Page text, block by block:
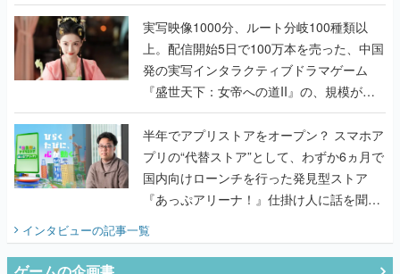
『TATSUJIN EXTREME』で初タッグを組
んだレジェンド2人に訊く開発秘話
実写映像1000分、ルート分岐100種類以
上。配信開始5日で100万本を売った、中国
発の実写インタラクティブドラマゲーム
『盛世天下：女帝への道II』の、規模が違
うこだわりをプロデューサーに聞いた
半年でアプリストアをオープン？ スマホア
プリの“代替ストア”として、わずか6ヵ月で
国内向けローンチを行った発見型ストア
『あっぷアリーナ！』仕掛け人に話を聞い
てみた
インタビューの記事一覧